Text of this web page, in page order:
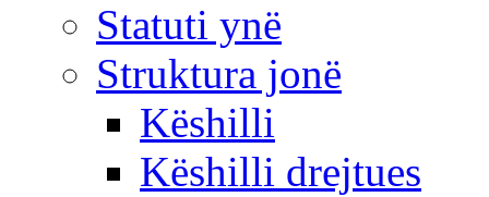
Statuti ynë
Struktura jonë
Këshilli
Këshilli drejtues